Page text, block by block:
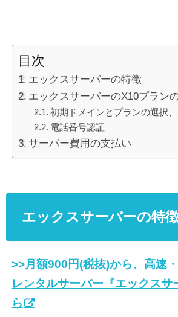
目次
エックスサーバーの特徴
エックスサーバーのX10プラン
初期ドメインとプランの選択
電話番号認証
サーバー費用の支払い
エックスサーバーの特
>>月額900円(税抜)から、高速
レンタルサーバー『エックスサ
ら